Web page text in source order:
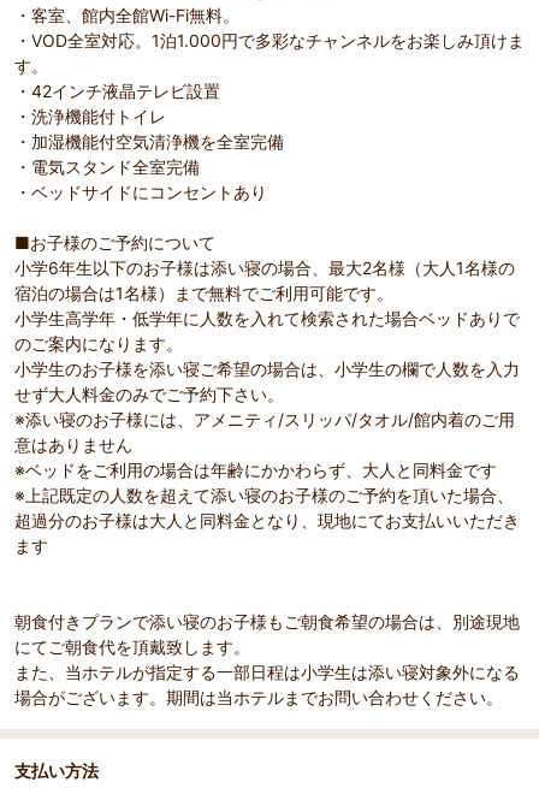
・客室、館内全館Wi-Fi無料。
・VOD全室対応。1泊1.000円で多彩なチャンネルをお楽しみ頂けま
す。
・42インチ液晶テレビ設置
・洗浄機能付トイレ
・加湿機能付空気清浄機を全室完備
・電気スタンド全室完備
・ベッドサイドにコンセントあり
■お子様のご予約について
小学6年生以下のお子様は添い寝の場合、最大2名様（大人1名様の
宿泊の場合は1名様）まで無料でご利用可能です。
小学生高学年・低学年に人数を入れて検索された場合ベッドありで
のご案内になります。
小学生のお子様を添い寝ご希望の場合は、小学生の欄で人数を入力
せず大人料金のみでご予約下さい。
※添い寝のお子様には、アメニティ/スリッパ/タオル/館内着のご用
意はありません
※ベッドをご利用の場合は年齢にかかわらず、大人と同料金です
※上記既定の人数を超えて添い寝のお子様のご予約を頂いた場合、
超過分のお子様は大人と同料金となり、現地にてお支払いいただき
ます
朝食付きプランで添い寝のお子様もご朝食希望の場合は、別途現地
にてご朝食代を頂戴致します。
また、当ホテルが指定する一部日程は小学生は添い寝対象外になる
場合がございます。期間は当ホテルまでお問い合わせください。
支払い方法